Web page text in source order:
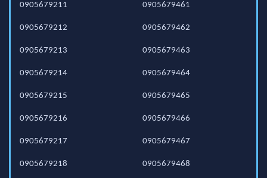
0905679211
0905679212
0905679213
0905679214
0905679215
0905679216
0905679217
0905679218
0905679461
0905679462
0905679463
0905679464
0905679465
0905679466
0905679467
0905679468